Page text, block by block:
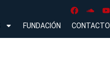
FUNDACIÓN CONTACTO